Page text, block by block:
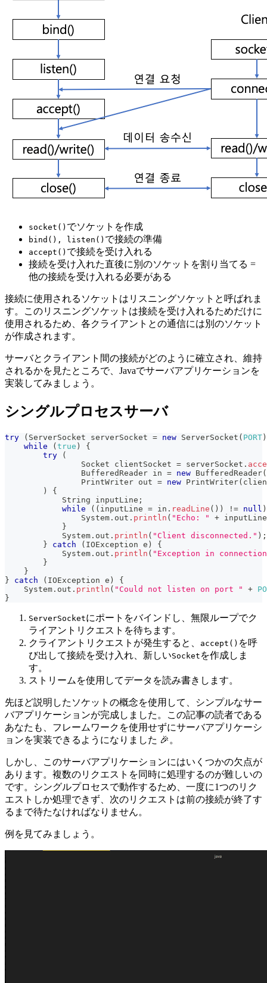
socket() でソケットを作成
bind(), listen() で接続の準備
accept() で接続を受け入れる
接続を受け入れた直後に別のソケットを割り当てる =
他の接続を受け入れる必要がある
接続に使用されるソケットはリスニングソケットと呼ばれま
す。このリスニングソケットは接続を受け入れるためだけに
使用されるため、各クライアントとの通信には別のソケット
が作成されます。
サーバとクライアント間の接続がどのように確立され、維持
されるかを見たところで、Javaでサーバアプリケーションを
実装してみましょう。
シングルプロセスサーバ
try ( ServerSocket serverSocket = new ServerSocket ( PORT )
while
( true )
{
try
(
Socket clientSocket = serverSocket .
BufferedReader in = new BufferedReader(
PrintWriter out = new PrintWriter(
)
{
String inputLine ;
while
( ( inputLine = in . readLine ( ) ) != null )
System . out . println ( "Echo: " + inputLine
}
System . out . println ( "Client disconnected." ) ;
}
catch ( IOException e )
{
System . out . println ( "Exception in
}
}
}
catch ( IOException e )
{
System . out . println ( "Could not listen on port " +
}
ServerSocketにポートをバインドし、無限ループでク
ライアントリクエストを待ちます。
クライアントリクエストが発生すると、
accept() を呼
び出して接続を受け入れ、新しいSocket を作成しま
す。
ストリームを使用してデータを読み書きします。
先ほど説明したソケットの概念を使用して、シンプルなサー
バアプリケーションが完成しました。この記事の読者である
あなたも、フレームワークを使用せずにサーバアプリケーシ
ョンを実装できるようになりました 🎉。
しかし、このサーバアプリケーションにはいくつかの欠点が
あります。複数のリクエストを同時に処理するのが難しいの
です。シングルプロセスで動作するため、一度に1つのリク
エストしか処理できず、次のリクエストは前の接続が終了す
るまで待たなければなりません。
例を見てみましょう。